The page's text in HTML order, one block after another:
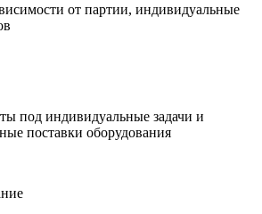
от партии, индивидуальные
под индивидуальные задачи и
поставки оборудования